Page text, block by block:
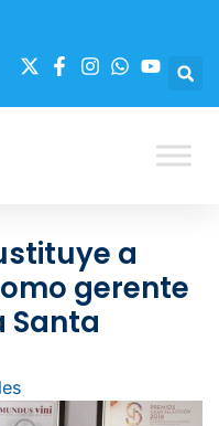
a
gerente
Santa